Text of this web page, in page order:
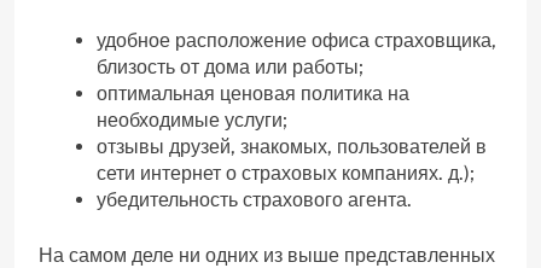
удобное расположение офиса страховщика,
близость от дома или работы;
оптимальная ценовая политика на
необходимые услуги;
отзывы друзей, знакомых, пользователей в
сети интернет о страховых компаниях. д.);
убедительность страхового агента.
На самом деле ни одних из выше представленных